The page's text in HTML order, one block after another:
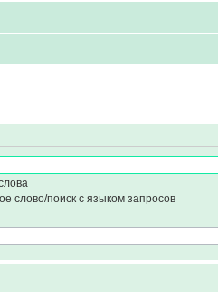
слово/поиск с языком запросов